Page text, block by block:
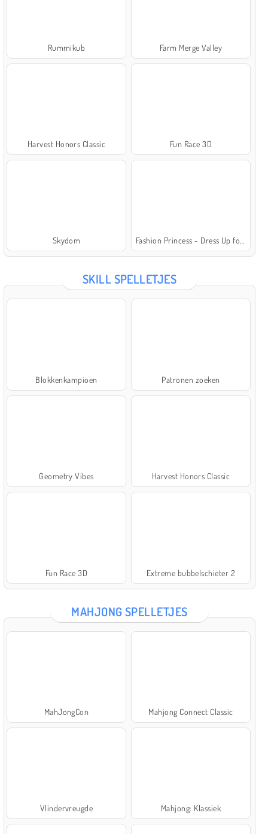
Rummikub Farm Merge Valley
Harvest Honors Classic Fun Race 3D
Skydom Fashion Princess - Dress Up for Girls
SKILL SPELLETJES
Blokkenkampioen Patronen zoeken
Geometry Vibes Harvest Honors Classic
Fun Race 3D Extreme bubbelschieter 2
MAHJONG SPELLETJES
MahJongCon Mahjong Connect Classic
Vlindervreugde Mahjong: Klassiek